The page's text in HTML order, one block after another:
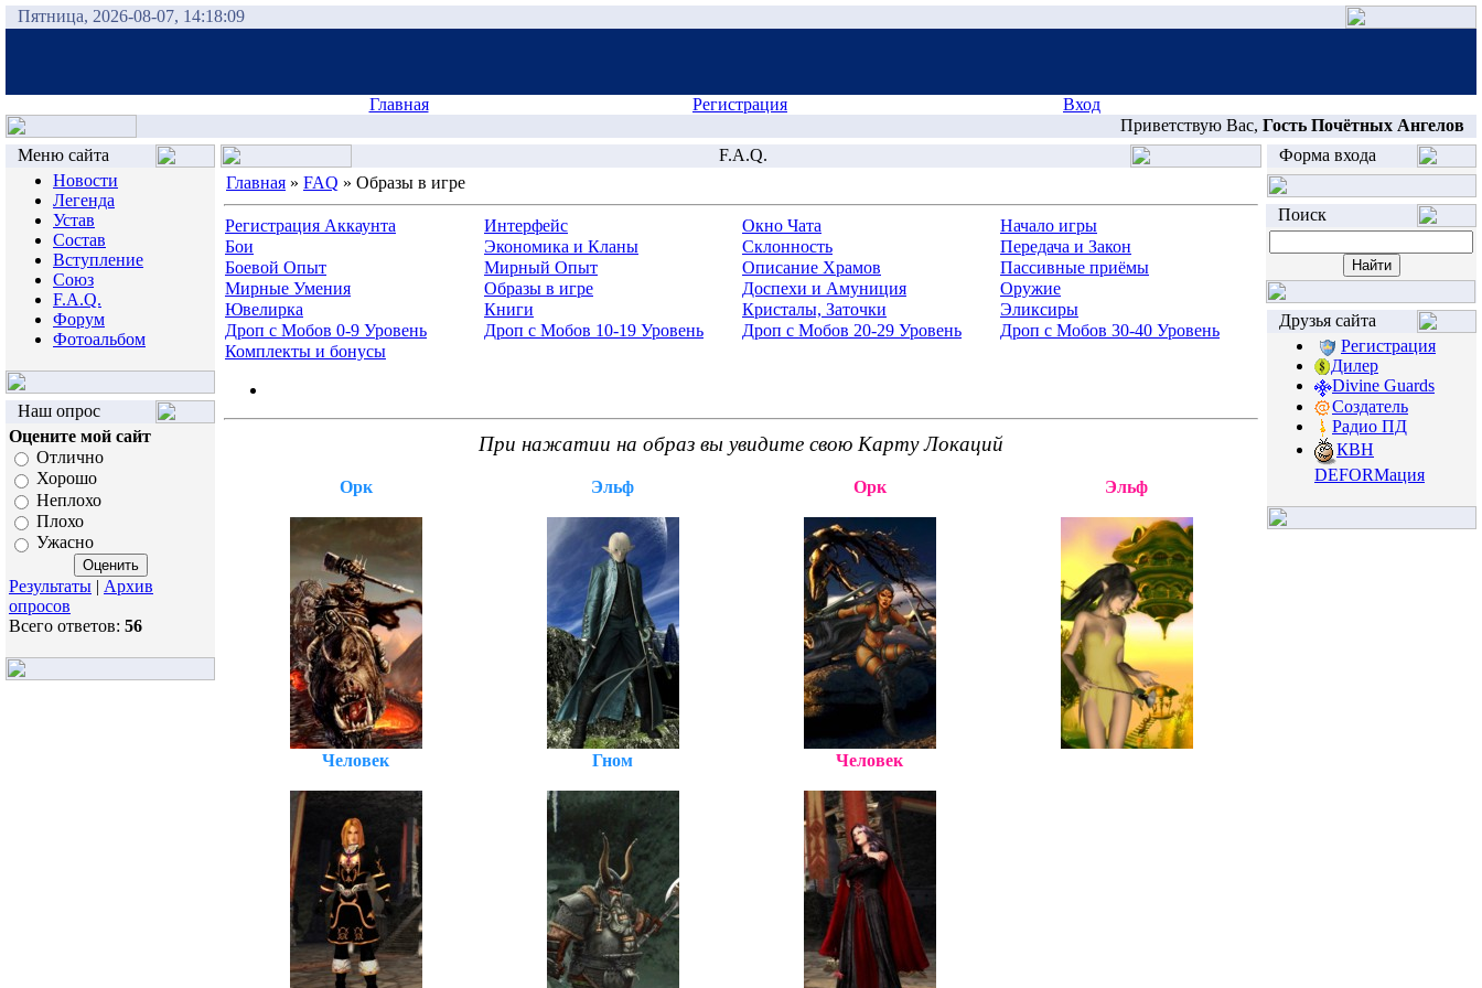
Пятница, 2026-08-07, 14:18:09
Главная Регистрация
Вход
Приветствую Вас, Гость Почётных Ангелов
Меню сайта
Новости
Легенда
Устав
Состав
Вступление
Союз
F.A.Q.
Форум
Фотоальбом
Наш опрос
Оцените мой сайт
Отлично
Хорошо
Неплохо
Плохо
Ужасно
Результаты | Архив
опросов
Всего ответов: 56
F.A.Q.
Главная » FAQ » Образы в игре
Регистрация Аккаунта Интерфейс Окно Чата
Начало игры
Бои
Экономика и Кланы Склонность
Передача и Закон
Боевой Опыт
Мирный Опыт Описание Храмов
Пассивные приёмы
Мирные Умения
Образы в игре Доспехи и Амуниция
Оружие
Ювелирка
Книги Кристалы, Заточки
Эликсиры
Дроп с Мобов 0-9 Уровень
Дроп с Мобов 10-19 Уровень Дроп с Мобов 20-29 Уровень
Дроп с Мобов 30-40 Уровень
Комплекты и бонусы
При нажатии на образ вы увидите свою Карту Локаций
Орк Эльф Орк Эльф
Человек Гном Человек
Форма входа
Поиск
Друзья сайта
Регистрация
Дилер
Divine Guards
Создатель
Радио ПД
КВН
DEFORМация